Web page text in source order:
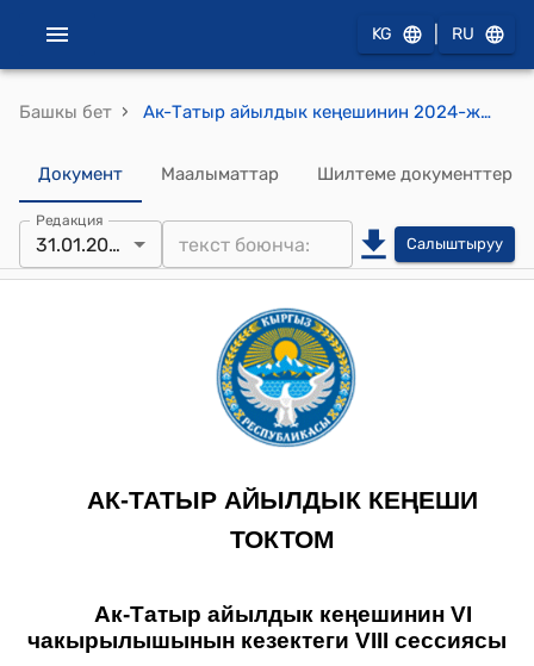
KG RU
Башкы бет › Ак-Татыр айылдык кеңешинин 2024-жылдын 31-январындагы №14 "Ак-Татыр айыл өкмөтүнүн Регламентин бекитүү жөнүндө" токтому
Документ Маалыматтар Шилтеме документтер
Редакция
31.01.2024 Салыштыруу